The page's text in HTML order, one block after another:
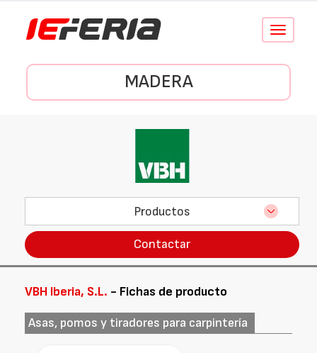
Conmutar
MADERA
Productos
Contactar
VBH Iberia, S.L. - Fichas de producto
Asas, pomos y tiradores para carpintería